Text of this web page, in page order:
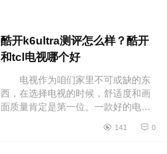
酷开k6ultra测评怎么样？酷开
和tcl电视哪个好
电视作为咱们家里不可或缺的东
西，在选择电视的时候，舒适度和画
面质量肯定是第一位。一款好的电视
都是杠杠的，酷开电视基本在同段
141 0